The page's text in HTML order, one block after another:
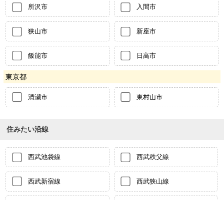
所沢市 入間市
狭山市 新座市
飯能市 日高市
東京都
清瀬市 東村山市
住みたい沿線
西武池袋線 西武秩父線
西武新宿線 西武狭山線